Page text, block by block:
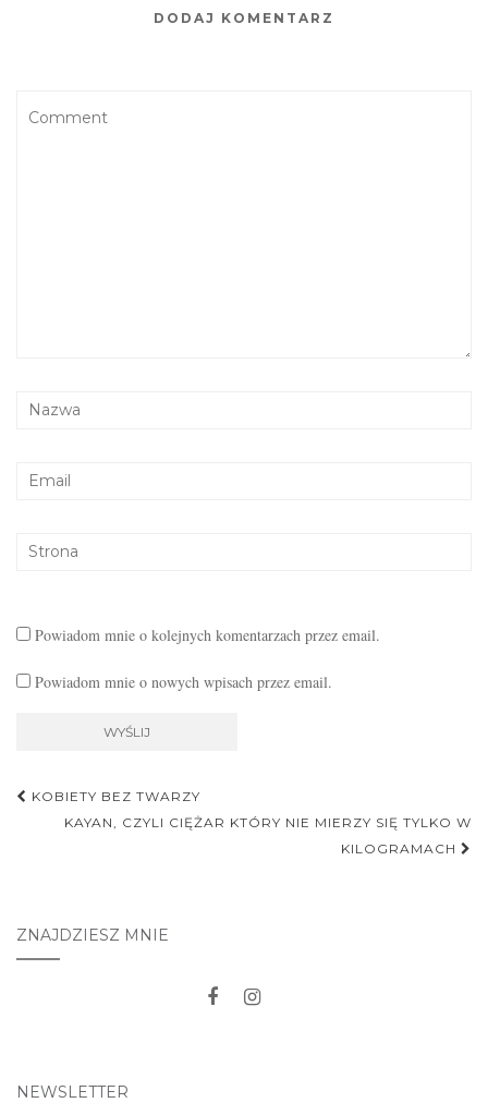
DODAJ KOMENTARZ
Powiadom mnie o kolejnych komentarzach przez email.
Powiadom mnie o nowych wpisach przez email.
Nawigacja
postu
KOBIETY BEZ TWARZY
KAYAN, CZYLI CIĘŻAR KTÓRY NIE MIERZY SIĘ TYLKO W
KILOGRAMACH
ZNAJDZIESZ MNIE
NEWSLETTER